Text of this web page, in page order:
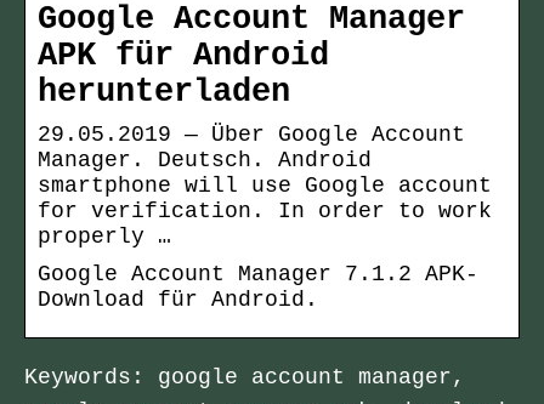
Google Account Manager
APK für Android
herunterladen
29.05.2019 — Über Google Account
Manager. Deutsch. Android
smartphone will use Google account
for verification. In order to work
properly …
Google Account Manager 7.1.2 APK-
Download für Android.
Keywords: google account manager,